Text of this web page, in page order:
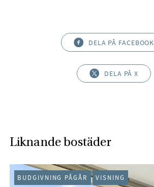
DELA PÅ FACEBOOK
DELA PÅ X
Liknande bostäder
BUDGIVNING PÅGÅR VISNING